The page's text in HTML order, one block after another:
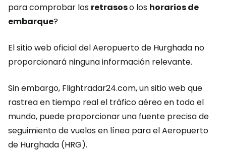
para comprobar los retrasoso los horarios de
embarque?
El sitio web oficial del Aeropuerto de Hurghada no
proporcionará ninguna información relevante.
Sin embargo, Flightradar24.com, un sitio web que
rastrea en tiempo real el tráfico aéreo en todo el
mundo, puede proporcionar una fuente precisa de
seguimiento de vuelos en línea para el Aeropuerto
de Hurghada (HRG).